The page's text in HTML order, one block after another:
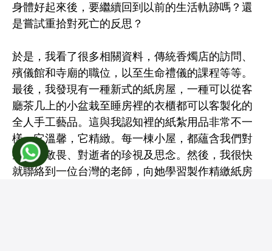
身體好起來後，要繼續回到以前的生活軌跡嗎？還
是嘗試重拾對死亡的反思？
於是，我看了很多相關資料，傳統香燭店的訪問、
殯儀館和寺廟的職位，以至生命禮儀的課程等等。
最後，我發現有一種新式的紙房屋，一種可以從客
廳茶几上的小盆栽至睡房裡的衣櫃都可以客製化的
全人手工藝品。這與我認知裡的紙紮用品非常不一
樣，它溫馨，它精緻。每一棟小屋，都蘊含我們對
生命的敬畏、對逝者的珍視及思念。然後，我很快
就聯絡到一位台灣的老師，向她學習製作精繳紙房